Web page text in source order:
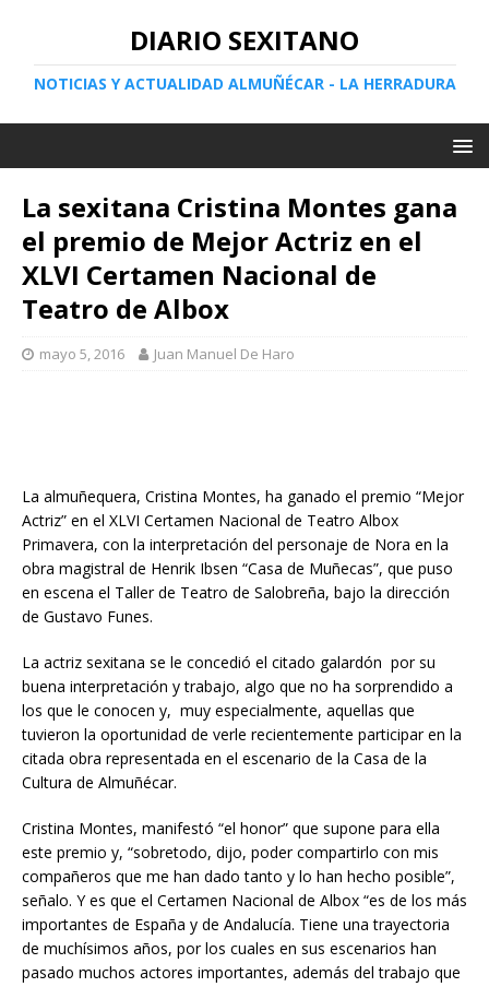
DIARIO SEXITANO
NOTICIAS Y ACTUALIDAD ALMUÑÉCAR - LA HERRADURA
La sexitana Cristina Montes gana
el premio de Mejor Actriz en el
XLVI Certamen Nacional de
Teatro de Albox
mayo 5, 2016 Juan Manuel De Haro
La almuñequera, Cristina Montes, ha ganado el premio “Mejor
Actriz” en el XLVI Certamen Nacional de Teatro Albox
Primavera, con la interpretación del personaje de Nora en la
obra magistral de Henrik Ibsen “Casa de Muñecas”, que puso
en escena el Taller de Teatro de Salobreña, bajo la dirección
de Gustavo Funes.
La actriz sexitana se le concedió el citado galardón por su
buena interpretación y trabajo, algo que no ha sorprendido a
los que le conocen y, muy especialmente, aquellas que
tuvieron la oportunidad de verle recientemente participar en la
citada obra representada en el escenario de la Casa de la
Cultura de Almuñécar.
Cristina Montes, manifestó “el honor” que supone para ella
este premio y, “sobretodo, dijo, poder compartirlo con mis
compañeros que me han dado tanto y lo han hecho posible”,
señalo. Y es que el Certamen Nacional de Albox “es de los más
importantes de España y de Andalucía. Tiene una trayectoria
de muchísimos años, por los cuales en sus escenarios han
pasado muchos actores importantes, además del trabajo que